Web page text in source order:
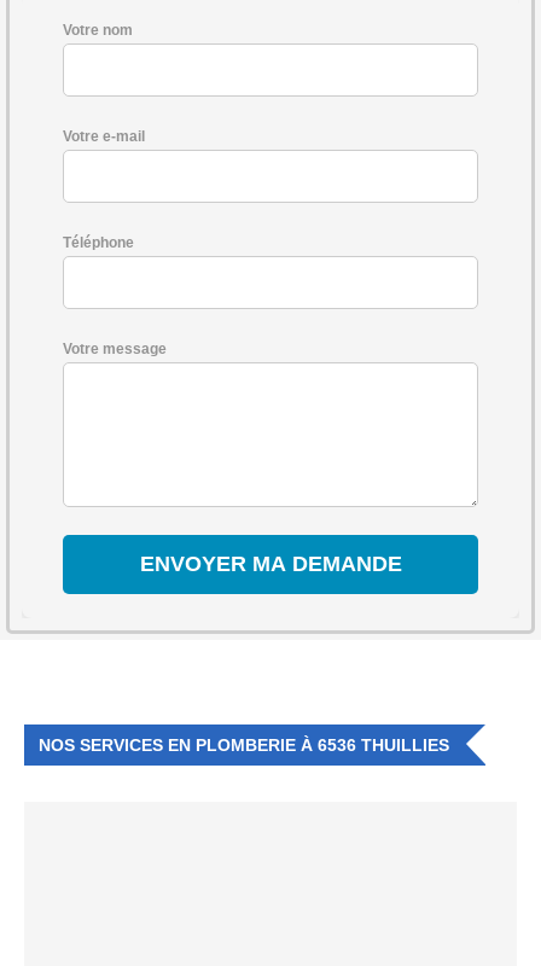
Votre nom
Votre e-mail
Téléphone
Votre message
NOS SERVICES EN PLOMBERIE À 6536 THUILLIES